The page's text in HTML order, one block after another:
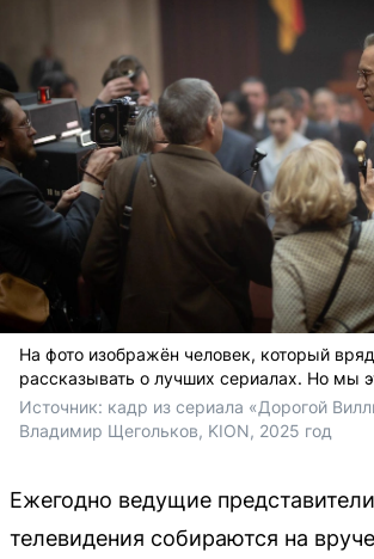
На фото изображён человек, который
рассказывать о лучших сериалах. Но мы
Источник: кадр из сериала «Дорогой
Владимир Щегольков, KION, 2025 год
Ежегодно ведущие
телевидения собираются на